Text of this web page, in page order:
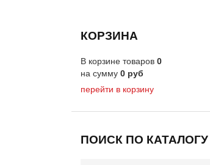
КОРЗИНА
В корзине товаров 0
на сумму 0 руб
перейти в корзину
ПОИСК ПО КАТАЛОГУ